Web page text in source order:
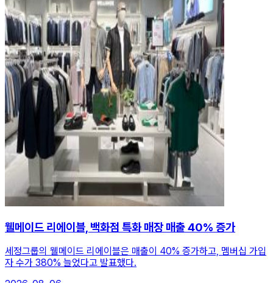
웰메이드 리에이블, 백화점 특화 매장 매출 40% 증가
세정그룹의 웰메이드 리에이블은 매출이 40% 증가하고, 멤버십 가입
자 수가 380% 늘었다고 발표했다.